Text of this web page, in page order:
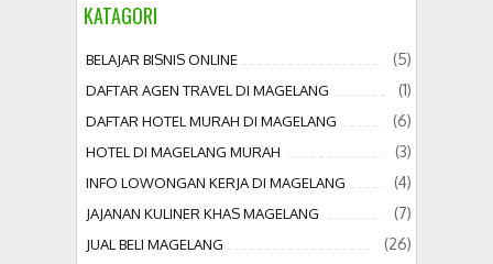
KATAGORI
BELAJAR BISNIS ONLINE (5)
DAFTAR AGEN TRAVEL DI MAGELANG (1)
DAFTAR HOTEL MURAH DI MAGELANG (6)
HOTEL DI MAGELANG MURAH (3)
INFO LOWONGAN KERJA DI MAGELANG (4)
JAJANAN KULINER KHAS MAGELANG (7)
JUAL BELI MAGELANG (26)